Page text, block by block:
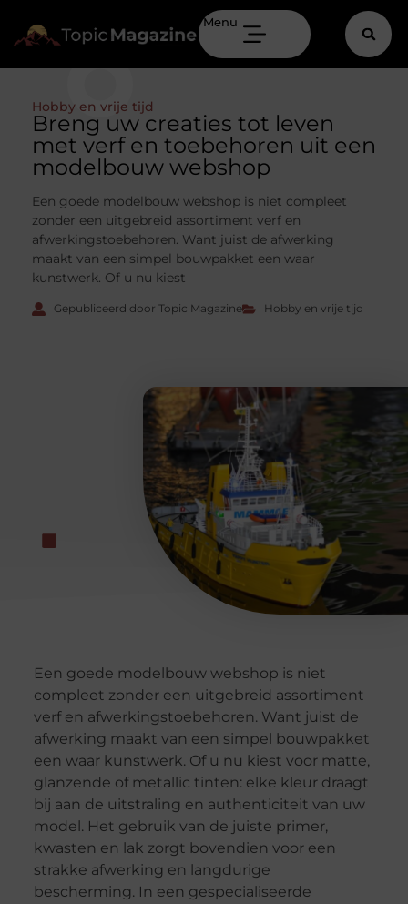
Menu
Hobby en vrije tijd
Breng uw creaties tot leven
met verf en toebehoren uit een
modelbouw webshop
Een goede modelbouw webshop is niet compleet
zonder een uitgebreid assortiment verf en
afwerkingstoebehoren. Want juist de afwerking
maakt van een simpel bouwpakket een waar
kunstwerk. Of u nu kiest
Gepubliceerd door Topic Magazine Hobby en vrije tijd
Een goede modelbouw webshop is niet
compleet zonder een uitgebreid assortiment
verf en afwerkingstoebehoren. Want juist de
afwerking maakt van een simpel bouwpakket
een waar kunstwerk. Of u nu kiest voor matte,
glanzende of metallic tinten: elke kleur draagt
bij aan de uitstraling en authenticiteit van uw
model. Het gebruik van de juiste primer,
kwasten en lak zorgt bovendien voor een
strakke afwerking en langdurige
bescherming. In een gespecialiseerde